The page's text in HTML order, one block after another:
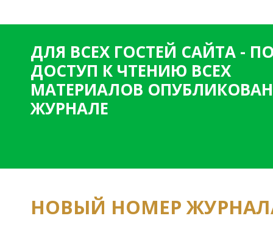
ДЛЯ ВСЕХ ГОСТЕЙ САЙТА -
ДОСТУП К ЧТЕНИЮ ВСЕХ
МАТЕРИАЛОВ
ЖУРНАЛЕ
НОВЫЙ НОМЕР